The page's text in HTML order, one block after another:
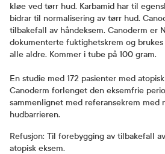
kløe ved tørr hud. Karbamid har til
bidrar til normalisering av tørr hud.
tilbakefall av håndeksem. Canoderm er
dokumenterte fuktighetskrem og
alle aldre. Kommer i tube på 100 gram.
En studie med 172 pasienter med
Canoderm forlenget den eksemfrie
sammenlignet med referansekrem med
hudbarrieren.
Refusjon: Til forebygging av tilbakefall
atopisk eksem.